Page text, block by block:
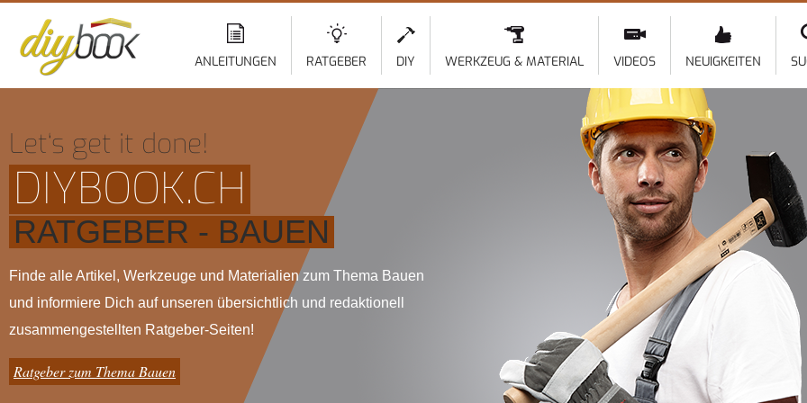
ANLEITUNGEN RATGEBER DIY WERKZEUG & MATERIAL VIDEOS NEUIGKEITEN
Let‘s get it done!
DIYBOOK.CH
RATGEBER - BAUEN
Finde alle Artikel, Werkzeuge und Materialien zum Thema Bauen
und informiere Dich auf unseren übersichtlich und redaktionell
zusammengestellten Ratgeber-Seiten!
Ratgeber zum Thema Bauen